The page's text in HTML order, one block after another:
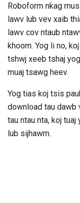
Roboform nkag
lawv lub vev xaib
lawv cov ntaub
khoom. Yog li no,
tshwj xeeb tshaj
muaj tsawg heev.
Yog tias koj tsis
download tau dawb
tau ntau nta, koj
lub sijhawm.